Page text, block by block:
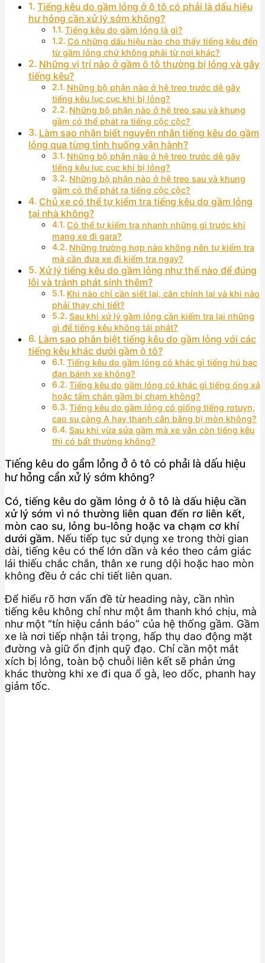
Tiếng kêu do gầm lỏng ở ô tô có phải là dấu hiệu
hư hỏng cần xử lý sớm không?
Tiếng kêu do gầm lỏng là gì?
Có những dấu hiệu nào cho thấy tiếng kêu đến
từ gầm lỏng chứ không phải từ nơi khác?
Những vị trí nào ở gầm ô tô thường bị lỏng và gây
tiếng kêu?
Những bộ phận nào ở hệ treo trước dễ gây
tiếng kêu lục cục khi bị lỏng?
Những bộ phận nào ở hệ treo sau và khung
gầm có thể phát ra tiếng cộc cộc?
Làm sao nhận biết nguyên nhân tiếng kêu do gầm
lỏng qua từng tình huống vận hành?
Những bộ phận nào ở hệ treo trước dễ gây
tiếng kêu lục cục khi bị lỏng?
Những bộ phận nào ở hệ treo sau và khung
gầm có thể phát ra tiếng cộc cộc?
Chủ xe có thể tự kiểm tra tiếng kêu do gầm lỏng
tại nhà không?
Có thể tự kiểm tra nhanh những gì trước khi
mang xe đi gara?
Những trường hợp nào không nên tự kiểm tra
mà cần đưa xe đi kiểm tra ngay?
Xử lý tiếng kêu do gầm lỏng như thế nào để đúng
lỗi và tránh phát sinh thêm?
Khi nào chỉ cần siết lại, căn chỉnh lại và khi nào
phải thay chi tiết?
Sau khi xử lý gầm lỏng cần kiểm tra lại những
gì để tiếng kêu không tái phát?
Làm sao phân biệt tiếng kêu do gầm lỏng với các
tiếng kêu khác dưới gầm ô tô?
Tiếng kêu do gầm lỏng có khác gì tiếng hú bạc
đạn bánh xe không?
Tiếng kêu do gầm lỏng có khác gì tiếng ống xả
hoặc tấm chắn gầm bị chạm không?
Tiếng kêu do gầm lỏng có giống tiếng rotuyn,
cao su càng A hay thanh cân bằng bị mòn không?
Sau khi vừa sửa gầm mà xe vẫn còn tiếng kêu
thì có bất thường không?
Tiếng kêu do gầm lỏng ở ô tô có phải là dấu hiệu
hư hỏng cần xử lý sớm không?
Có, tiếng kêu do gầm lỏng ở ô tô là dấu hiệu cần
xử lý sớm vì nó thường liên quan đến rơ liên kết,
mòn cao su, lỏng bu-lông hoặc va chạm cơ khí
dưới gầm. Nếu tiếp tục sử dụng xe trong thời gian
dài, tiếng kêu có thể lớn dần và kéo theo cảm giác
lái thiếu chắc chắn, thân xe rung dội hoặc hao mòn
không đều ở các chi tiết liên quan.
Để hiểu rõ hơn vấn đề từ heading này, cần nhìn
tiếng kêu không chỉ như một âm thanh khó chịu, mà
như một “tín hiệu cảnh báo” của hệ thống gầm. Gầm
xe là nơi tiếp nhận tải trọng, hấp thụ dao động mặt
đường và giữ ổn định quỹ đạo. Chỉ cần một mắt
xích bị lỏng, toàn bộ chuỗi liên kết sẽ phản ứng
khác thường khi xe đi qua ổ gà, leo dốc, phanh hay
giảm tốc.